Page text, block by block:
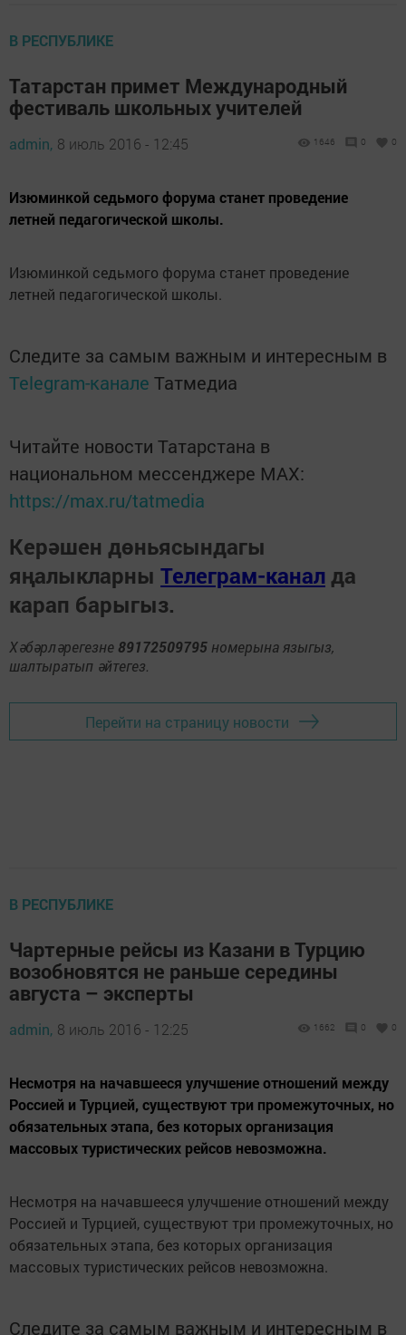
В РЕСПУБЛИКЕ
Татарстан примет Международный
фестиваль школьных учителей
admin, 8 июль 2016 - 12:45 1646 0 0
Изюминкой седьмого форума станет проведение
летней педагогической школы.
Изюминкой седьмого форума станет проведение
летней педагогической школы.
Следите за самым важным и интересным в
Telegram-канале Татмедиа
Читайте новости Татарстана в
национальном мессенджере MАХ:
https://max.ru/tatmedia
Керәшен дөньясындагы
яңалыкларны Телеграм-канал да
карап барыгыз.
Хәбәрләрегезне 89172509795 номерына языгыз,
шалтыратып әйтегез.
Перейти на страницу новости
В РЕСПУБЛИКЕ
Чартерные рейсы из Казани в Турцию
возобновятся не раньше середины
августа – эксперты
admin, 8 июль 2016 - 12:25 1662 0 0
Несмотря на начавшееся улучшение отношений между
Россией и Турцией, существуют три промежуточных, но
обязательных этапа, без которых организация
массовых туристических рейсов невозможна.
Несмотря на начавшееся улучшение отношений между
Россией и Турцией, существуют три промежуточных, но
обязательных этапа, без которых организация
массовых туристических рейсов невозможна.
Следите за самым важным и интересным в